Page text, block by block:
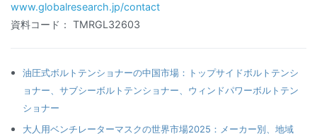
www.globalresearch.jp/contact
資料コード： TMRGL32603
油圧式ボルトテンショナーの中国市場：トップサイドボルトテンシ
ョナー、サブシーボルトテンショナー、ウィンドパワーボルトテン
ショナー
大人用ベンチレーターマスクの世界市場2025：メーカー別、地域